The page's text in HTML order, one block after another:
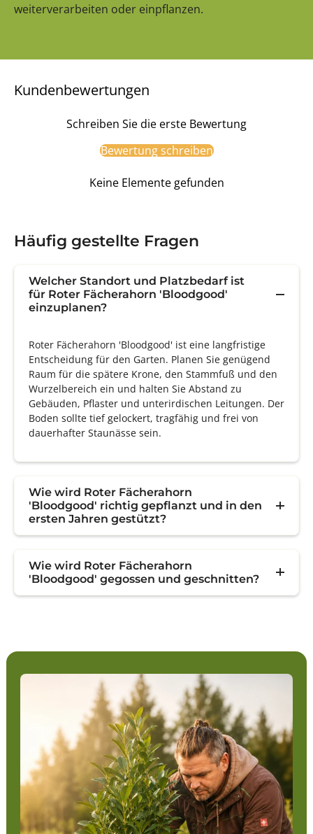
weiterverarbeiten oder einpflanzen.
Kundenbewertungen
Schreiben Sie die erste Bewertung
Bewertung schreiben
Keine Elemente gefunden
Häufig gestellte Fragen
Welcher Standort und Platzbedarf ist
für Roter Fächerahorn 'Bloodgood'
einzuplanen?
Roter Fächerahorn 'Bloodgood' ist eine langfristige
Entscheidung für den Garten. Planen Sie genügend
Raum für die spätere Krone, den Stammfuß und den
Wurzelbereich ein und halten Sie Abstand zu
Gebäuden, Pflaster und unterirdischen Leitungen. Der
Boden sollte tief gelockert, tragfähig und frei von
dauerhafter Staunässe sein.
Wie wird Roter Fächerahorn
'Bloodgood' richtig gepflanzt und in den
ersten Jahren gestützt?
Wie wird Roter Fächerahorn
'Bloodgood' gegossen und geschnitten?